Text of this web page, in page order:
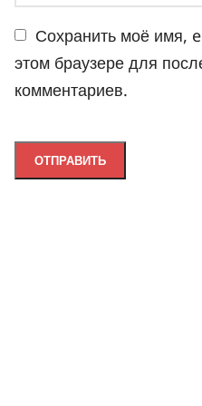
Сохранить моё имя,
этом браузере для
комментариев.